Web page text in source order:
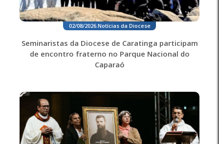
02/08/2026. Notícias da Diocese
Seminaristas da Diocese de Caratinga participam
de encontro fraterno no Parque Nacional do
Caparaó